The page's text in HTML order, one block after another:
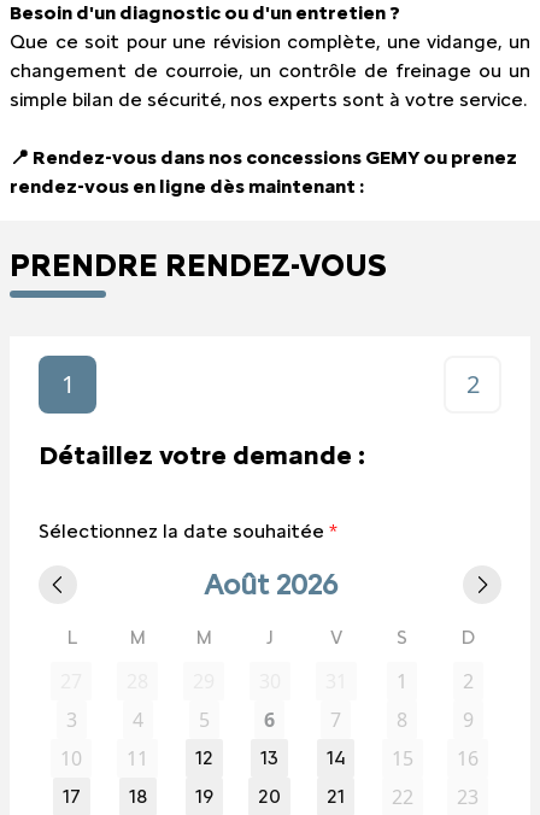
Besoin d'un diagnostic ou d'un entretien ?
Que ce soit pour une révision complète, une vidange, un
changement de courroie, un contrôle de freinage ou un
simple bilan de sécurité, nos experts sont à votre service.
📍 Rendez-vous dans nos concessions GEMY ou prenez
rendez-vous en ligne dès maintenant :
PRENDRE RENDEZ-VOUS
1 2
Détaillez votre demande :
Sélectionnez la date souhaitée *
Août 2026
L M M J V S D
1
2
3
4 5 6 7 8
9
10
11 12 13 14 15 16
17 18 19 20 21 22 23